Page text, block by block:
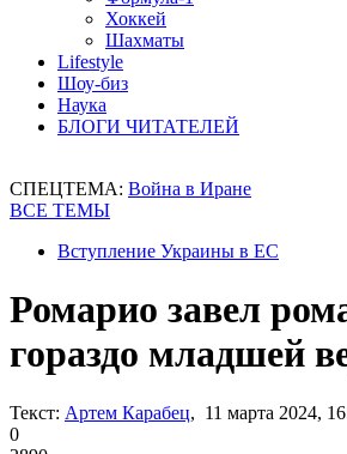
Хоккей
Шахматы
Lifestyle
Шоу-биз
Наука
БЛОГИ ЧИТАТЕЛЕЙ
СПЕЦТЕМА: Война в Иране
ВСЕ ТЕМЫ
Вступление Украины в ЕС
Ромарио завел
гораздо младшей
Текст: Артем Карабец, 11 марта 2024,
0